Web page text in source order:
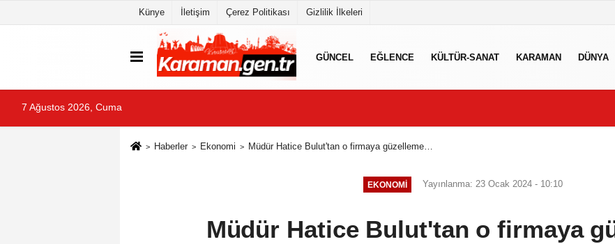
Künye İletişim Çerez Politikası Gizlilik İlkeleri
GÜNCEL EĞLENCE KÜLTÜR-SANAT KARAMAN DÜNYA
7 Ağustos 2026, Cuma
Haberler Ekonomi Müdür Hatice Bulut'tan o firmaya güzelleme…
EKONOMI Yayınlanma: 23 Ocak 2024 - 10:10
Müdür Hatice Bulut'tan o firmaya